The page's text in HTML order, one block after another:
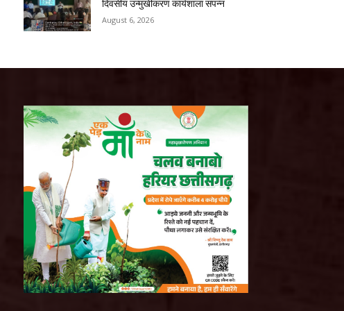
दिवसीय उन्मुखीकरण कार्यशाला संपन्न
August 6, 2026